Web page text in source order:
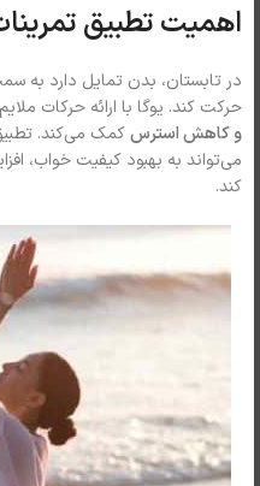
اهمیت تطبیق
در تابستان، بدن تمایل دارد به
حرکت کند. یوگا با ارائه حرکات
و کاهش استرسکمک می‌کند.
می‌تواند به بهبود کیفیت خواب،
کند.